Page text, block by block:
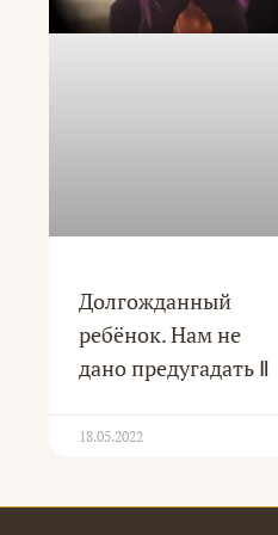
Долгожданный
ребёнок. Нам не
дано предугадать Ⅱ
18.05.2022